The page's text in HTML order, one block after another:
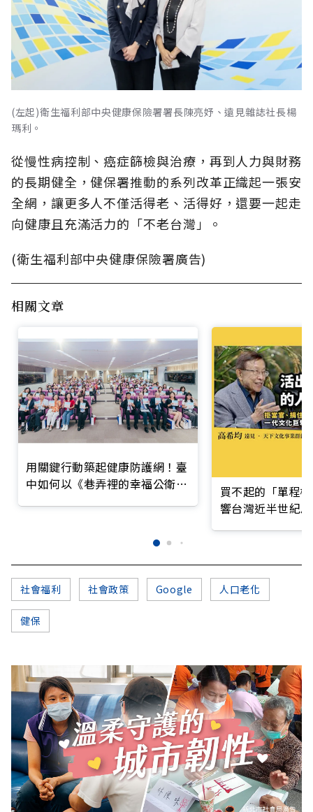
(左起)衛生福利部中央健康保險署署長陳亮妤、遠見雜誌社長楊
瑪利。
從慢性病控制、癌症篩檢與治療，再到人力與財務
的長期健全，健保署推動的系列改革正織起一張安
全網，讓更多人不僅活得老、活得好，還要一起走
向健康且充滿活力的「不老台灣」。
(衛生福利部中央健康保險署廣告)
相關文章
用關鍵行動築起健康防護網！臺
中如何以《巷弄裡的幸福公衛》
買不起的「單程
響台灣近半世紀
社會福利 社會政策 Google 人口老化
健保